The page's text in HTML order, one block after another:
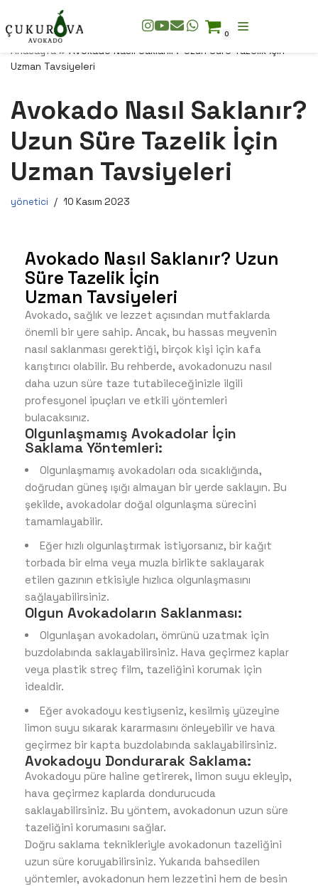
İçeriğe
geç
0
Anasayfa » Avokado Nasıl Saklanır? Uzun Süre Tazelik İçin
Uzman Tavsiyeleri
Avokado Nasıl Saklanır?
Uzun Süre Tazelik İçin
Uzman Tavsiyeleri
yönetici 10 Kasım 2023
Avokado Nasıl Saklanır? Uzun
Süre Tazelik İçin
Uzman Tavsiyeleri
Avokado, sağlık ve lezzet açısından mutfaklarda
önemli bir yere sahip. Ancak, bu hassas meyvenin
nasıl saklanması gerektiği, birçok kişi için kafa
karıştırıcı olabilir. Bu rehberde, avokadonuzu nasıl
daha uzun süre taze tutabileceğinizle ilgili
profesyonel ipuçları ve etkili yöntemleri
bulacaksınız.
Olgunlaşmamış Avokadolar İçin
Saklama Yöntemleri:
Olgunlaşmamış avokadoları oda sıcaklığında,
doğrudan güneş ışığı almayan bir yerde saklayın. Bu
şekilde, avokadolar doğal olgunlaşma sürecini
tamamlayabilir.
Eğer hızlı olgunlaştırmak istiyorsanız, bir kağıt
torbada bir elma veya muzla birlikte saklayarak
etilen gazının etkisiyle hızlıca olgunlaşmasını
sağlayabilirsiniz.
Olgun Avokadoların Saklanması:
Olgunlaşan avokadoları, ömrünü uzatmak için
buzdolabında saklayabilirsiniz. Hava geçirmez kaplar
veya plastik streç film, tazeliğini korumak için
idealdir.
Eğer avokadoyu kestiyseniz, kesilmiş yüzeyine
limon suyu sıkarak kararmasını önleyebilir ve hava
geçirmez bir kapta buzdolabında saklayabilirsiniz.
Avokadoyu Dondurarak Saklama:
Avokadoyu püre haline getirerek, limon suyu ekleyip,
hava geçirmez kaplarda dondurucuda
saklayabilirsiniz. Bu yöntem, avokadonun uzun süre
tazeliğini korumasını sağlar.
Doğru saklama teknikleriyle avokadonun tazeliğini
uzun süre koruyabilirsiniz. Yukarıda bahsedilen
yöntemler, avokadonun hem lezzetini hem de besin